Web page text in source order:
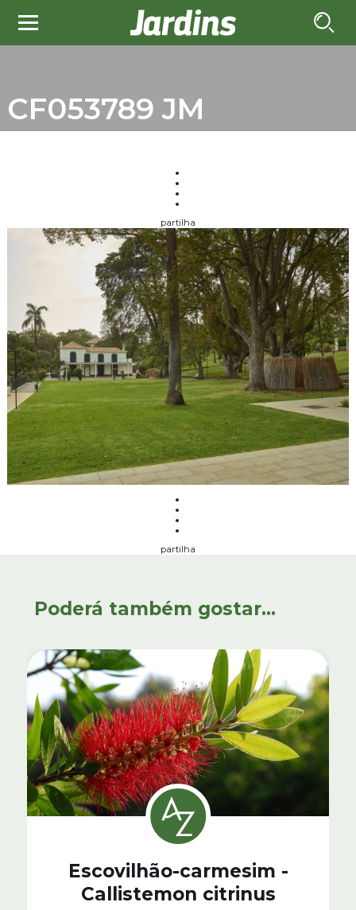
CF053789 JM
partilha
partilha
Poderá também gostar...
Escovilhão-carmesim -
Callistemon citrinus